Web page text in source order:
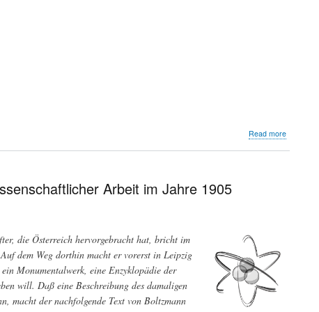
Read moreabout
Arbeit im Jahre 1905
die Österreich hervorgebracht hat, bricht im
dem Weg dorthin macht er vorerst in Leipzig
Monumentalwerk, eine Enzyklopädie der
will. Daß eine Beschreibung des damaligen
macht der nachfolgende Text von Boltzmann